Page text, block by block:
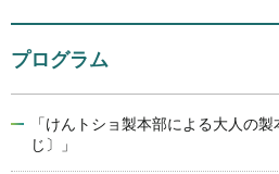
プログラム
「けんトショ製本部による大人の
じ〕」